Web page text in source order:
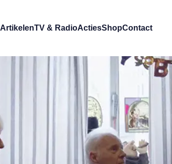
ArtikelenTV & RadioActiesShopContact